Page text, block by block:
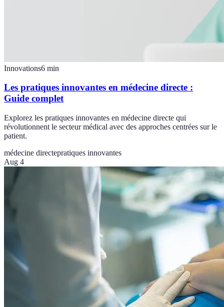
Innovations6 min
Les pratiques innovantes en médecine directe :
Guide complet
Explorez les pratiques innovantes en médecine directe qui
révolutionnent le secteur médical avec des approches centrées sur le
patient.
médecine directepratiques innovantes
Aug 4